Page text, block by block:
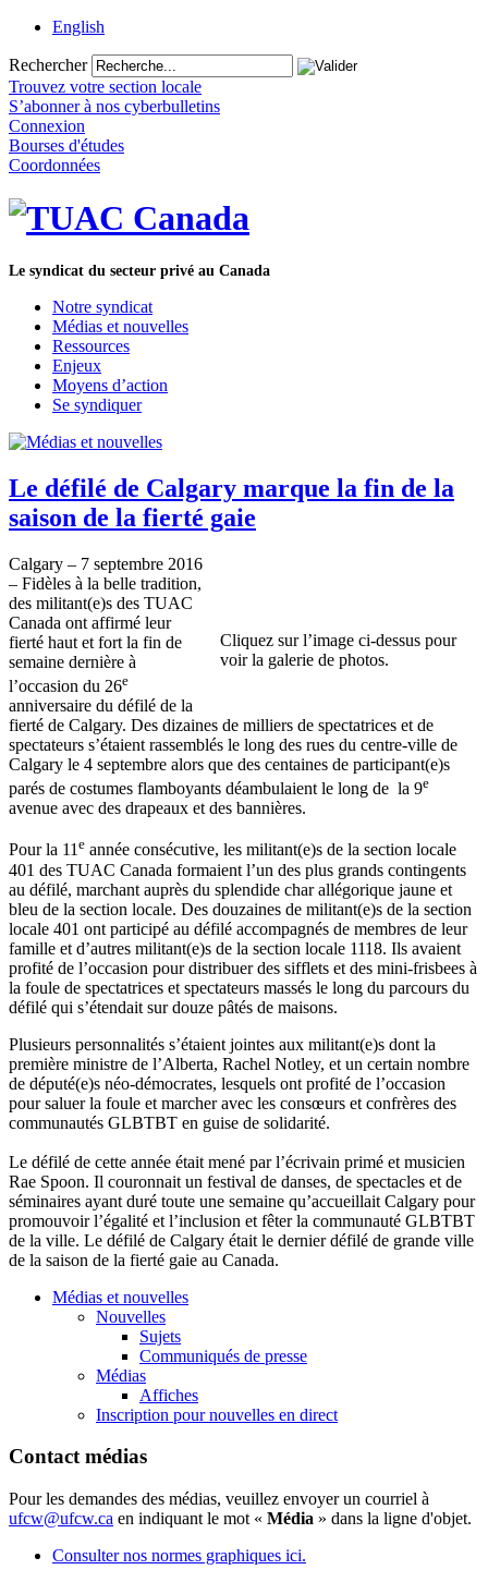
English
Rechercher
Trouvez votre section locale
S’abonner à nos cyberbulletins
Connexion
Bourses d'études
Coordonnées
Le syndicat du secteur privé au Canada
Notre syndicat
Médias et nouvelles
Ressources
Enjeux
Moyens d’action
Se syndiquer
Le défilé de Calgary marque la fin de la
saison de la fierté gaie
Cliquez sur l’image ci-dessus pour
voir la galerie de photos.
Calgary – 7 septembre 2016
– Fidèles à la belle tradition,
des militant(e)s des TUAC
Canada ont affirmé leur
fierté haut et fort la fin de
semaine dernière à
l’occasion du 26e
anniversaire du défilé de la
fierté de Calgary. Des dizaines de milliers de spectatrices et de
spectateurs s’étaient rassemblés le long des rues du centre-ville de
Calgary le 4 septembre alors que des centaines de participant(e)s
parés de costumes flamboyants déambulaient le long de la 9e
avenue avec des drapeaux et des bannières.
Pour la 11e année consécutive, les militant(e)s de la section locale
401 des TUAC Canada formaient l’un des plus grands contingents
au défilé, marchant auprès du splendide char allégorique jaune et
bleu de la section locale. Des douzaines de militant(e)s de la section
locale 401 ont participé au défilé accompagnés de membres de leur
famille et d’autres militant(e)s de la section locale 1118. Ils avaient
profité de l’occasion pour distribuer des sifflets et des mini-frisbees à
la foule de spectatrices et spectateurs massés le long du parcours du
défilé qui s’étendait sur douze pâtés de maisons.
Plusieurs personnalités s’étaient jointes aux militant(e)s dont la
première ministre de l’Alberta, Rachel Notley, et un certain nombre
de député(e)s néo-démocrates, lesquels ont profité de l’occasion
pour saluer la foule et marcher avec les consœurs et confrères des
communautés GLBTBT en guise de solidarité.
Le défilé de cette année était mené par l’écrivain primé et musicien
Rae Spoon. Il couronnait un festival de danses, de spectacles et de
séminaires ayant duré toute une semaine qu’accueillait Calgary pour
promouvoir l’égalité et l’inclusion et fêter la communauté GLBTBT
de la ville. Le défilé de Calgary était le dernier défilé de grande ville
de la saison de la fierté gaie au Canada.
Médias et nouvelles
Nouvelles
Sujets
Communiqués de presse
Médias
Affiches
Inscription pour nouvelles en direct
Contact médias
Pour les demandes des médias, veuillez envoyer un courriel à
ufcw@ufcw.ca en indiquant le mot « Média » dans la ligne d'objet.
Consulter nos normes graphiques ici.